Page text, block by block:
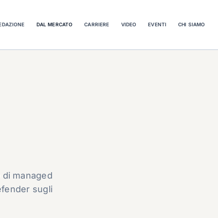
DAL MERCATO CARRIERE VIDEO EVENTI CHI SIAMO
managed
sugli